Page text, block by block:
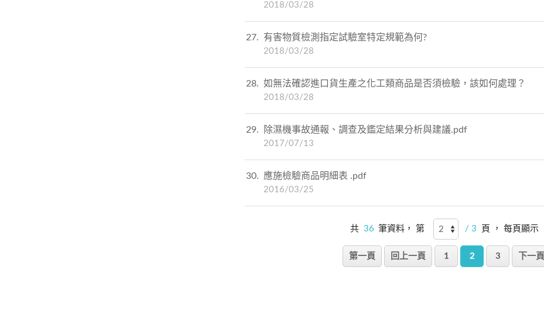
2018/03/28
27 有害物質檢測指定試驗室特定規範為何?
2018/03/28
28 如無法確認進口貨生產之化工類商品是否須檢驗，該如何處理？
2018/03/28
29 除濕機事故通報、調查及鑑定結果分析與建議.pdf
2017/07/13
30 應施檢驗商品明細表 .pdf
2016/03/25
共 36 筆資料， 第 / 3 頁 ， 每頁顯示
第一頁 回上一頁 1 2 3 下一頁